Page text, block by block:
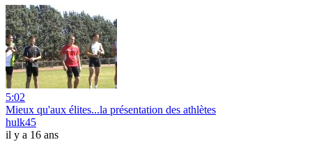
5:02
Mieux qu'aux élites...la présentation des athlètes
hulk45
il y a 16 ans